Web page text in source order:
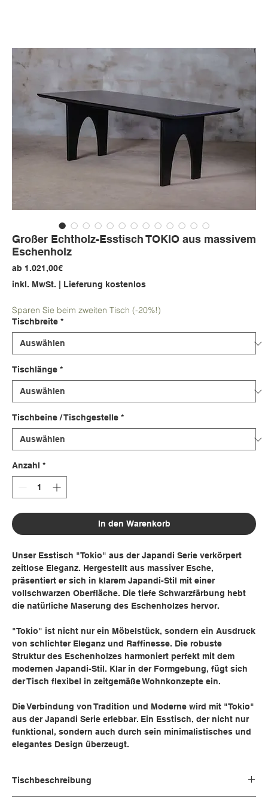
Großer Echtholz-Esstisch TOKIO aus massivem
Eschenholz
ab 1.021,00€Sale-
Preis
inkl. MwSt. Lieferung kostenlos
Sparen Sie beim zweiten Tisch (-20%!)
Tischbreite *
Tischlänge *
Tischbeine / Tischgestelle *
Anzahl *
In den Warenkorb
Unser Esstisch "Tokio" aus der Japandi Serie verkörpert
zeitlose Eleganz. Hergestellt aus massiver Esche,
präsentiert er sich in klarem Japandi-Stil mit einer
vollschwarzen Oberfläche. Die tiefe Schwarzfärbung hebt
die natürliche Maserung des Eschenholzes hervor.
"Tokio" ist nicht nur ein Möbelstück, sondern ein Ausdruck
von schlichter Eleganz und Raffinesse. Die robuste
Struktur des Eschenholzes harmoniert perfekt mit dem
modernen Japandi-Stil. Klar in der Formgebung, fügt sich
der Tisch flexibel in zeitgemäße Wohnkonzepte ein.
Die Verbindung von Tradition und Moderne wird mit "Tokio"
aus der Japandi Serie erlebbar. Ein Esstisch, der nicht nur
funktional, sondern auch durch sein minimalistisches und
elegantes Design überzeugt.
Tischbeschreibung